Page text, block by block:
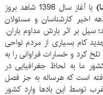
با آغاز سال 1398 شاهد بروز
اخیر کارشناسان و مسئولان
سیل بر اثر بارش‌ مداوم باران.
کام بسیاری از مردم نواحی
کرد و خسارات فراوانی را به
ما به لحاظ جغرافیایی در
است که هرساله به جز فصل
توسط این بادها وارد کشور